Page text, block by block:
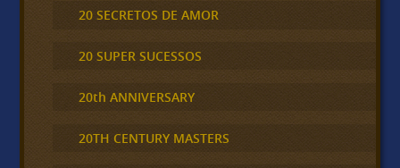
20 SECRETOS DE AMOR
20 SUPER SUCESSOS
20th ANNIVERSARY
20TH CENTURY MASTERS